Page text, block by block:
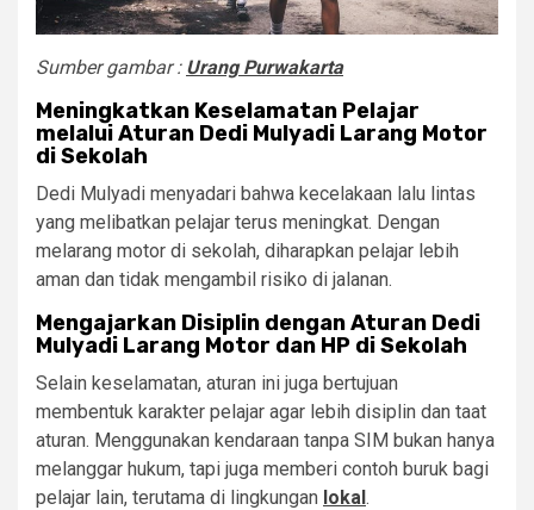
Sumber gambar : Urang Purwakarta
Meningkatkan Keselamatan Pelajar
melalui Aturan Dedi Mulyadi Larang Motor
di Sekolah
Dedi Mulyadi menyadari bahwa kecelakaan lalu lintas
yang melibatkan pelajar terus meningkat. Dengan
melarang motor di sekolah, diharapkan pelajar lebih
aman dan tidak mengambil risiko di jalanan.
Mengajarkan Disiplin dengan Aturan Dedi
Mulyadi Larang Motor dan HP di Sekolah
Selain keselamatan, aturan ini juga bertujuan
membentuk karakter pelajar agar lebih disiplin dan taat
aturan. Menggunakan kendaraan tanpa SIM bukan hanya
melanggar hukum, tapi juga memberi contoh buruk bagi
pelajar lain, terutama di lingkungan lokal.